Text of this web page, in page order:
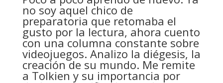
no soy aquel chico de
preparatoria que retomaba el
gusto por la lectura, ahora cuento
con una columna constante sobre
videojuegos. Analizo la diégesis, la
creación de su mundo. Me remite
a Tolkien y su importancia por